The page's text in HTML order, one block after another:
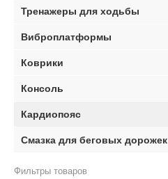
Тренажеры для ходьбы
Виброплатформы
Коврики
Консоль
Кардиопояс
Смазка для беговых дорожек
Фильтры товаров